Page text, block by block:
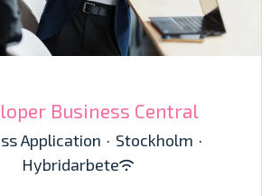
Business Central
Application · Stockholm ·
Hybridarbete